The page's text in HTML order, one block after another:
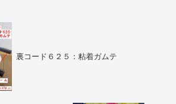
裏コード６２５：粘着ガムテ